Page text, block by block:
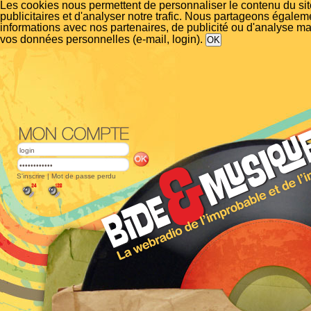
Les cookies nous permettent de personnaliser le contenu du
publicitaires et d'analyser notre trafic. Nous partageons
informations avec nos partenaires, de publicité ou d'analyse
vos données personnelles (e-mail, login).
S'inscrire | Mot de passe perdu